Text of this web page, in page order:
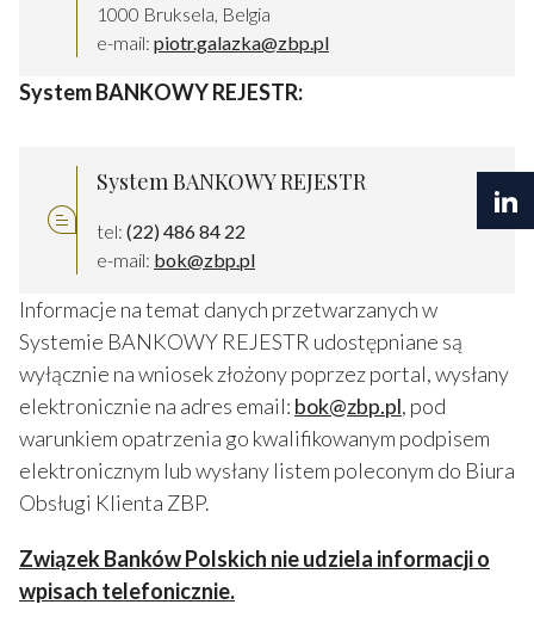
1000 Bruksela, Belgia
e-mail: piotr.galazka@zbp.pl
System BANKOWY REJESTR:
System BANKOWY REJESTR
tel: (22) 486 84 22
e-mail: bok@zbp.pl
Informacje na temat danych przetwarzanych w
Systemie BANKOWY REJESTR udostępniane są
wyłącznie na wniosek złożony poprzez portal, wysłany
elektronicznie na adres email: bok@zbp.pl, pod
warunkiem opatrzenia go kwalifikowanym podpisem
elektronicznym lub wysłany listem poleconym do Biura
Obsługi Klienta ZBP.
Związek Banków Polskich nie udziela informacji o
wpisach telefonicznie.